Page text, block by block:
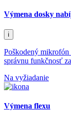
Výmena dosky
i
Poškodený
správnu funkčnosť
Na vyžiadanie
Výmena flexu